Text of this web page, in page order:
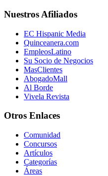
Nuestros Afiliados
EC Hispanic Media
Quinceanera.com
EmpleosLatino
Su Socio de Negocios
MasClientes
AbogadoMall
Al Borde
Vivela Revista
Otros Enlaces
Comunidad
Concursos
Artículos
Categorías
Áreas